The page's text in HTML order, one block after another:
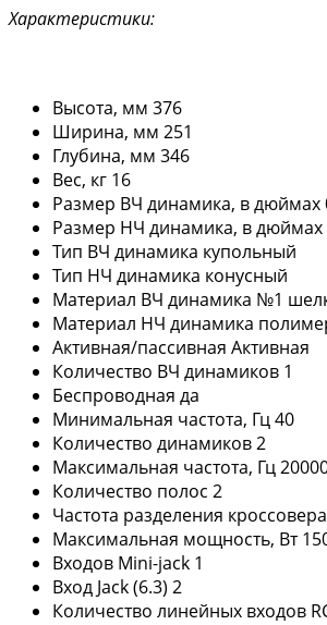
Характеристики:
Высота, мм 376
Ширина, мм 251
Глубина, мм 346
Вес, кг 16
Размер ВЧ динамика, в дюймах
Размер НЧ динамика, в дюймах
Тип ВЧ динамика купольный
Тип НЧ динамика конусный
Материал ВЧ динамика №1
Материал НЧ динамика
Активная/пассивная Активная
Количество ВЧ динамиков 1
Беспроводная да
Минимальная частота, Гц 40
Количество динамиков 2
Максимальная частота, Гц
Количество полос 2
Частота разделения
Максимальная мощность, Вт
Входов Mini-jack 1
Вход Jack (6.3) 2
Количество линейных входов